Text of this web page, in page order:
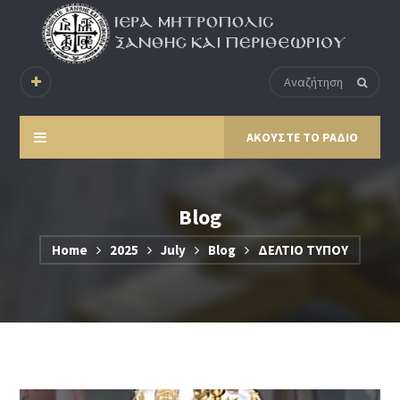
ΑΚΟΥΣΤΕ ΤΟ ΡΑΔΙΟ
Blog
Home 2025 July Blog ΔΕΛΤΙΟ ΤΥΠΟΥ